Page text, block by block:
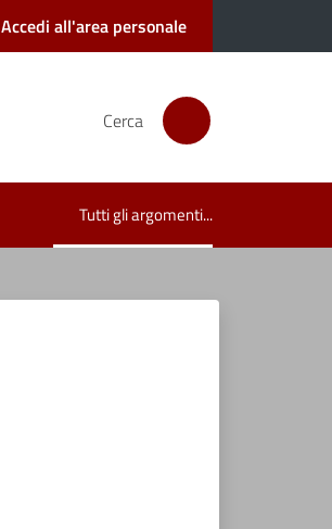
Accedi all'area personale
Cerca
Tutti gli argomenti...
Menu selezionato